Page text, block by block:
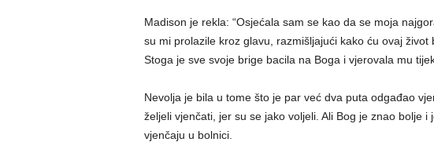
Madison je rekla: “Osjećala sam se kao da se moja
su mi prolazile kroz glavu, razmišljajući kako ću ovaj život
Stoga je sve svoje brige bacila na Boga i vjerovala mu
Nevolja je bila u tome što je par već dva puta odgađao
željeli vjenčati, jer su se jako voljeli. Ali Bog je znao bolje
vjenčaju u bolnici.